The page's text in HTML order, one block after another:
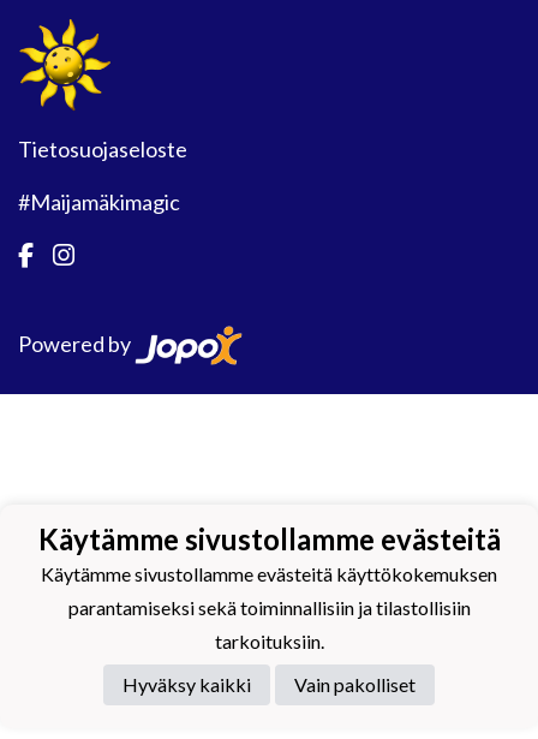
Tietosuojaseloste
#Maijamäkimagic
Powered by
Käytämme sivustollamme evästeitä
Käytämme sivustollamme evästeitä käyttökokemuksen
parantamiseksi sekä toiminnallisiin ja tilastollisiin
tarkoituksiin.
Hyväksy kaikki
Vain pakolliset